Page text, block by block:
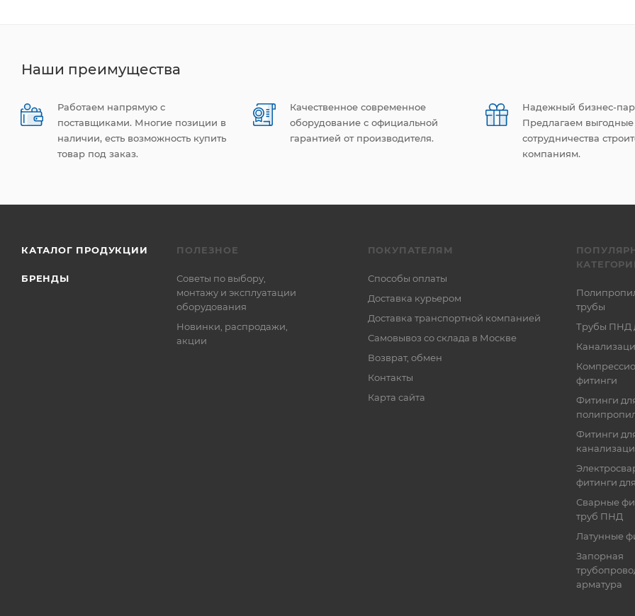
Наши преимущества
Работаем напрямую с
поставщиками. Многие позиции в
наличии, есть возможность купить
товар под заказ.
Качественное современное
оборудование с официальной
гарантией от производителя.
Надежный бизнес-
Предлагаем выгодные
сотрудничества
компаниям.
КАТАЛОГ ПРОДУКЦИИ
БРЕНДЫ
ПОЛЕЗНОЕ
Советы по выбору,
монтажу и эксплуатации
оборудования
Новинки, распродажи,
акции
ПОКУПАТЕЛЯМ
Способы оплаты
Доставка курьером
Доставка транспортной компанией
Самовывоз со склада в Москве
Возврат, обмен
Контакты
Карта сайта
трубы
Трубы ПНД
фитинги
Фитинги
Фитинги
фитинги
Сварные
труб ПНД
Латунные
Запорная
арматура